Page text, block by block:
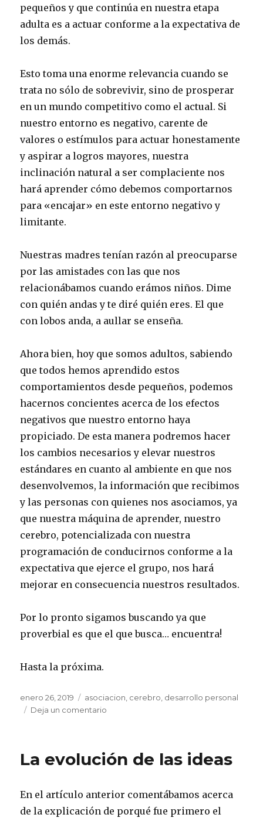
pequeños y que continúa en nuestra etapa
adulta es a actuar conforme a la expectativa de
los demás.
Esto toma una enorme relevancia cuando se
trata no sólo de sobrevivir, sino de prosperar
en un mundo competitivo como el actual. Si
nuestro entorno es negativo, carente de
valores o estímulos para actuar honestamente
y aspirar a logros mayores, nuestra
inclinación natural a ser complaciente nos
hará aprender cómo debemos comportarnos
para «encajar» en este entorno negativo y
limitante.
Nuestras madres tenían razón al preocuparse
por las amistades con las que nos
relacionábamos cuando erámos niños. Dime
con quién andas y te diré quién eres. El que
con lobos anda, a aullar se enseña.
Ahora bien, hoy que somos adultos, sabiendo
que todos hemos aprendido estos
comportamientos desde pequeños, podemos
hacernos concientes acerca de los efectos
negativos que nuestro entorno haya
propiciado. De esta manera podremos hacer
los cambios necesarios y elevar nuestros
estándares en cuanto al ambiente en que nos
desenvolvemos, la información que recibimos
y las personas con quienes nos asociamos, ya
que nuestra máquina de aprender, nuestro
cerebro, potencializada con nuestra
programación de conducirnos conforme a la
expectativa que ejerce el grupo, nos hará
mejorar en consecuencia nuestros resultados.
Por lo pronto sigamos buscando ya que
proverbial es que el que busca… encuentra!
Hasta la próxima.
Publicado
el
enero 26, 2019 Etiquetas
asociacion cerebro desarrollo personal
Deja un comentario
andas
diré
qué
La evolución de las ideas
En el artículo anterior comentábamos acerca
de la explicación de porqué fue primero el